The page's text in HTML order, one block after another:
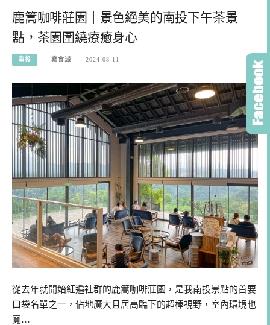
鹿篙咖啡莊園｜景色絕美的南投下午茶景
點，茶園圍繞療癒身心
南投 寫食派 2024-08-11
從去年就開始紅遍社群的鹿篙咖啡莊園，是我南投景點的首要
口袋名單之一，佔地廣大且居高臨下的超棒視野，室內環境也
寬…